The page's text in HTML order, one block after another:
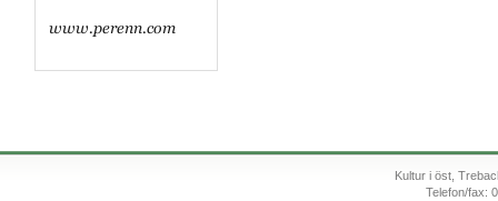
Kultur i öst,
Telefon/fax: